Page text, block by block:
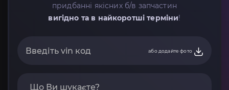
придбанні якісних б/в запчастин
вигідно та в найкоротші терміни!
або додайте фото